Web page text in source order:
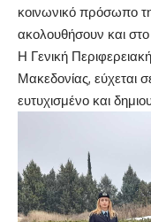
κοινωνικό πρόσωπο
ακολουθήσουν και
Η Γενική
Μακεδονίας, εύχεται
ευτυχισμένο και